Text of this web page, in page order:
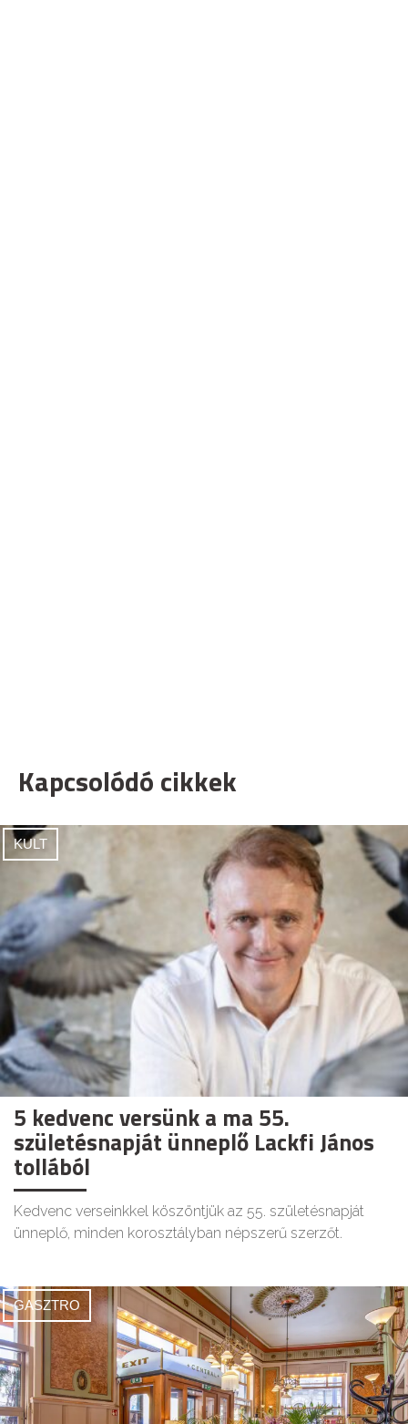
Kapcsolódó cikkek
KULT
5 kedvenc versünk a ma 55.
születésnapját ünneplő Lackfi János
tollából
Kedvenc verseinkkel köszöntjük az 55. születésnapját
ünneplő, minden korosztályban népszerű szerzőt.
GASZTRO